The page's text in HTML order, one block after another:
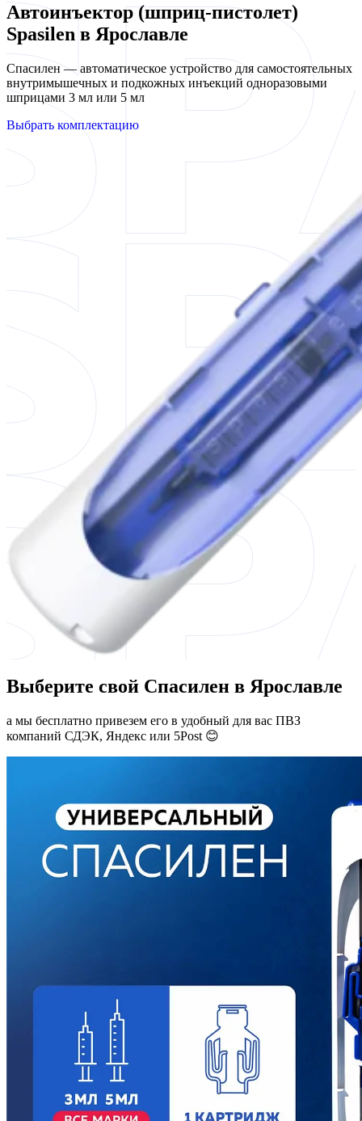
Автоинъектор (шприц-пистолет)
Spasilen в Ярославле
Спасилен — автоматическое устройство для самостоятельных
внутримышечных и подкожных инъекций одноразовыми
шприцами 3 мл или 5 мл
Выбрать комплектацию
Выберите свой Спасилен в Ярославле
а мы бесплатно привезем его в удобный для вас ПВЗ
компаний СДЭК, Яндекс или 5Post 😊